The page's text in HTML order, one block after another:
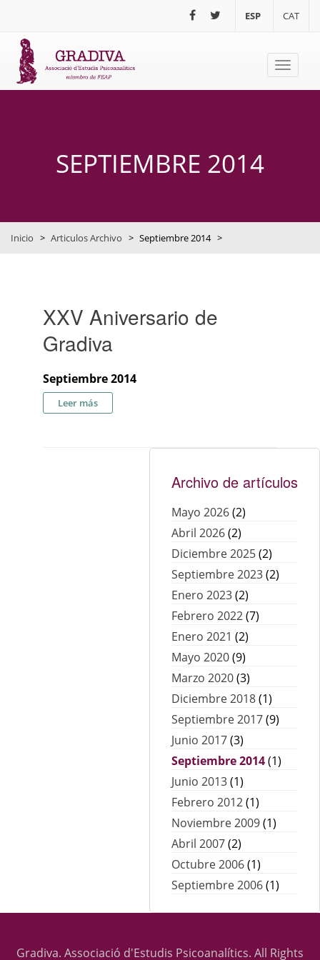
ESP CAT
Toggle
SEPTIEMBRE 2014
Inicio > Articulos Archivo > Septiembre 2014 >
XXV Aniversario de
Gradiva
Septiembre 2014
Leer más
Archivo de artículos
Mayo 2026(2)
Abril 2026(2)
Diciembre 2025(2)
Septiembre 2023(2)
Enero 2023(2)
Febrero 2022(7)
Enero 2021 (2)
Mayo 2020(9)
Marzo 2020(3)
Diciembre 2018(1)
Septiembre 2017(9)
Junio 2017(3)
Septiembre 2014(1)
Junio 2013(1)
Febrero 2012(1)
Noviembre 2009(1)
Abril 2007(2)
Octubre 2006(1)
Septiembre 2006(1)
Gradiva. Associació d'Estudis Psicoanalítics. All Rights